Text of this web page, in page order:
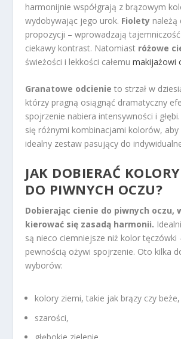
harmonijnie współgrają z brązowym
wydobywając jego urok. Fiolety należą
propozycji – wprowadzają
ciekawy kontrast. Natomiast różowe
świeżości i lekkości całemumakijażowi
Granatowe odcienie to strzał w
którzy pragną osiągnąć dramatyczny
spojrzenie nabiera intensywności i
się różnymi kombinacjami kolorów, aby
idealny zestaw pasujący do
JAK DOBIERAĆ
DO PIWNYCH OCZU?
Dobierając cienie do piwnych oczu,
kierować się zasadą harmonii.
są nieco ciemniejsze niż kolor tęczówki
pewnością ożywi spojrzenie. Oto kilka
wyborów:
kolory ziemi, takie jak brązy czy beże,
szarości,